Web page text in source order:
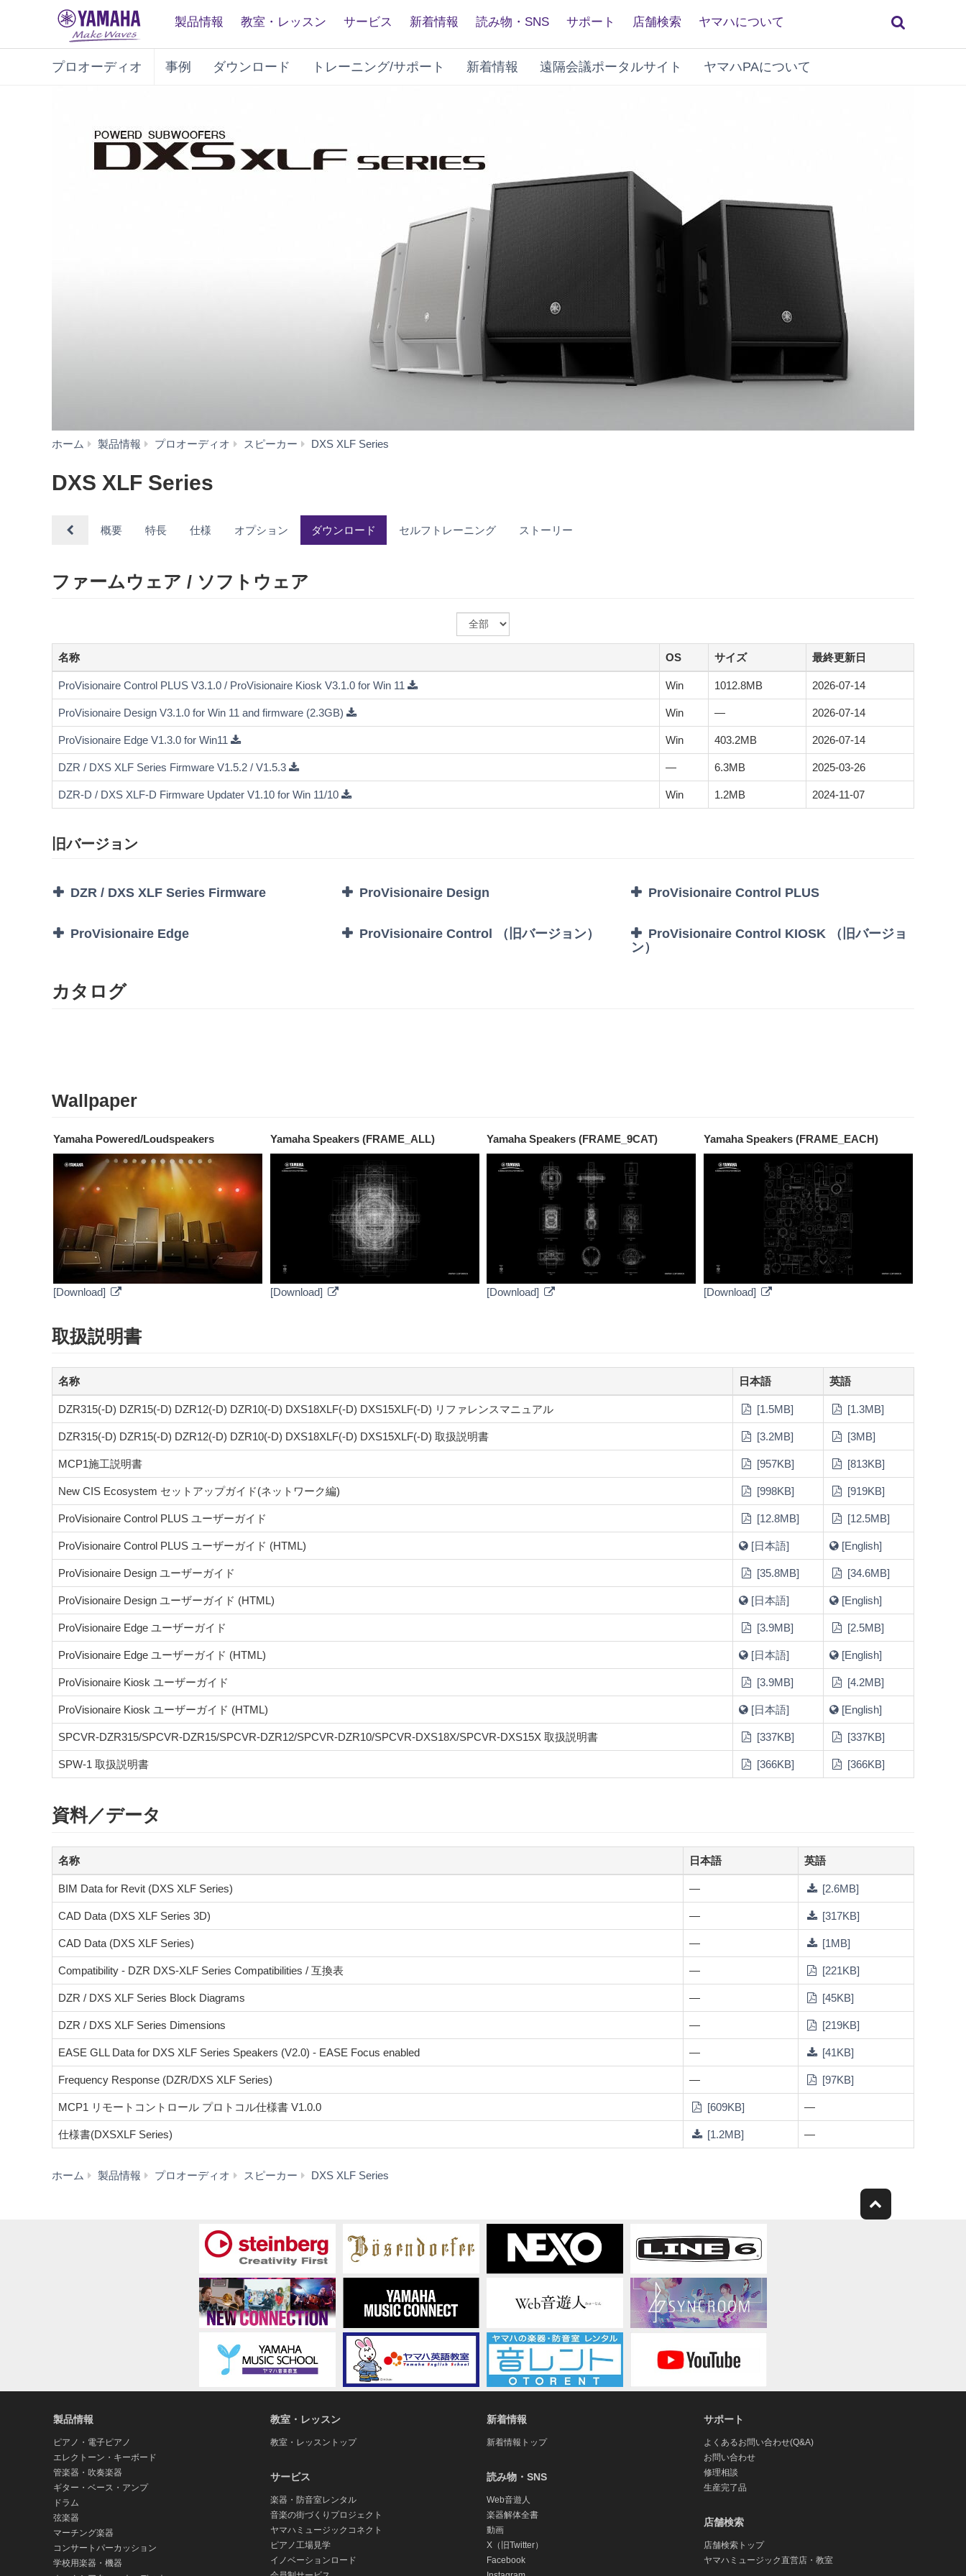
製品情報 教室・レッスン サービス 新着情報 読み物・SNS サポート 店舗検索 ヤマハについて
プロオーディオ 事例 ダウンロード トレーニング/サポート 新着情報 遠隔会議ポータルサイト ヤマハPAについて
ホーム 製品情報 プロオーディオ スピーカー DXS XLF Series
DXS XLF Series
概要 特長 仕様 オプション ダウンロード セルフトレーニング ストーリー
ファームウェア / ソフトウェア
OS
を
名称 OS サイズ 最終更新日
ProVisionaire Control PLUS V3.1.0 / ProVisionaire Kiosk V3.1.0 for Win 11 Win 1012.8MB 2026-07-14
ProVisionaire Design V3.1.0 for Win 11 and firmware (2.3GB) Win — 2026-07-14
ProVisionaire Edge V1.3.0 for Win11 Win 403.2MB 2026-07-14
DZR / DXS XLF Series Firmware V1.5.2 / V1.5.3 — 6.3MB 2025-03-26
DZR-D / DXS XLF-D Firmware Updater V1.10 for Win 11/10 Win 1.2MB 2024-11-07
旧バージョン
DZR / DXS XLF Series Firmware ProVisionaire Design ProVisionaire Control PLUS
ProVisionaire Edge ProVisionaire Control （旧バージョン）
ProVisionaire Control KIOSK （旧バージョ
ン）
カタログ
Wallpaper
Yamaha Powered/Loudspeakers
[Download]
Yamaha Speakers (FRAME_ALL)
[Download]
Yamaha Speakers (FRAME_9CAT)
[Download]
Yamaha Speakers (FRAME_EACH)
[Download]
取扱説明書
名称 日本語 英語
DZR315(-D) DZR15(-D) DZR12(-D) DZR10(-D) DXS18XLF(-D) DXS15XLF(-D) リファレンスマニュアル [1.5MB] [1.3MB]
DZR315(-D) DZR15(-D) DZR12(-D) DZR10(-D) DXS18XLF(-D) DXS15XLF(-D) 取扱説明書 [3.2MB] [3MB]
MCP1施工説明書 [957KB] [813KB]
New CIS Ecosystem セットアップガイド(ネットワーク編) [998KB] [919KB]
ProVisionaire Control PLUS ユーザーガイド [12.8MB] [12.5MB]
ProVisionaire Control PLUS ユーザーガイド (HTML) [日本語] [English]
ProVisionaire Design ユーザーガイド [35.8MB] [34.6MB]
ProVisionaire Design ユーザーガイド (HTML) [日本語] [English]
ProVisionaire Edge ユーザーガイド [3.9MB] [2.5MB]
ProVisionaire Edge ユーザーガイド (HTML) [日本語] [English]
ProVisionaire Kiosk ユーザーガイド [3.9MB] [4.2MB]
ProVisionaire Kiosk ユーザーガイド (HTML) [日本語] [English]
SPCVR-DZR315/SPCVR-DZR15/SPCVR-DZR12/SPCVR-DZR10/SPCVR-DXS18X/SPCVR-DXS15X 取扱説明書 [337KB] [337KB]
SPW-1 取扱説明書 [366KB] [366KB]
資料／データ
名称 日本語 英語
BIM Data for Revit (DXS XLF Series) — [2.6MB]
CAD Data (DXS XLF Series 3D) — [317KB]
CAD Data (DXS XLF Series) — [1MB]
Compatibility - DZR DXS-XLF Series Compatibilities / 互換表 — [221KB]
DZR / DXS XLF Series Block Diagrams — [45KB]
DZR / DXS XLF Series Dimensions — [219KB]
EASE GLL Data for DXS XLF Series Speakers (V2.0) - EASE Focus enabled — [41KB]
Frequency Response (DZR/DXS XLF Series) — [97KB]
MCP1 リモートコントロール プロトコル仕様書 V1.0.0 [609KB] —
仕様書(DXSXLF Series) [1.2MB] —
ホーム 製品情報 プロオーディオ スピーカー DXS XLF Series
ド
製品情報
ピアノ・電子ピアノ
エレクトーン・キーボード
管楽器・吹奏楽器
ギター・ベース・アンプ
ドラム
弦楽器
マーチング楽器
コンサートパーカッション
学校用楽器・機器
教室・レッスン
教室・レッスントップ
サービス
楽器・防音室レンタル
音楽の街づくりプロジェクト
ヤマハミュージックコネクト
ピアノ工場見学
イノベーションロード
新着情報
新着情報トップ
読み物・SNS
Web音遊人
楽器解体全書
動画
X（旧Twitter）
Facebook
サポート
よくあるお問い合わせ(Q&A)
お問い合わせ
修理相談
生産完了品
店舗検索
店舗検索トップ
ヤマハミュージック直営店・教室